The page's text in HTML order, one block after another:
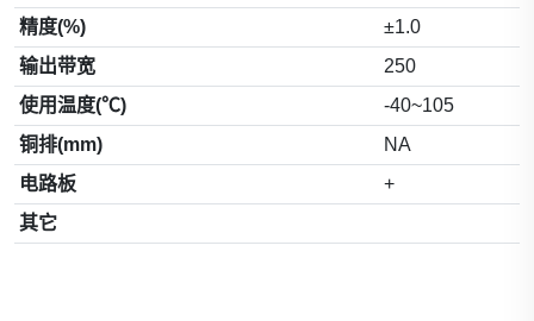
精度(%)
±1.0
输出带宽
250
使用温度(℃)
-40~105
铜排(mm)
NA
电路板
+
其它